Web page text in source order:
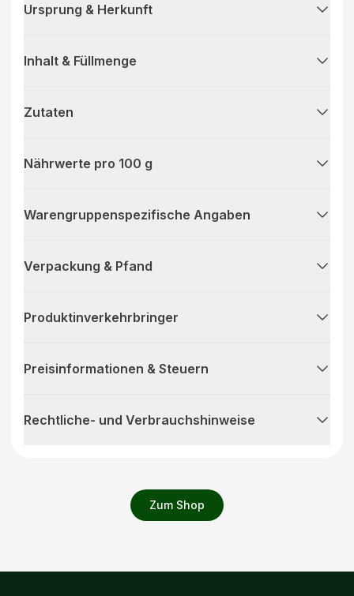
Zum Shop
Ursprung & Herkunft
Inhalt & Füllmenge
Zutaten
Nährwerte pro 100 g
Warengruppenspezifische Angaben
Verpackung & Pfand
Produktinverkehrbringer
Preisinformationen & Steuern
Rechtliche- und Verbrauchshinweise